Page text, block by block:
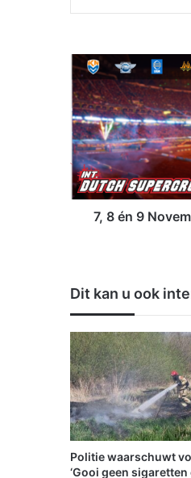
,
8
é
n
9
N
o
v
D
U
T
C
H
S
U
P
E
R
C
7, 8 én 9
Dit kan u ook
Politie waarschuwt
‘Gooi geen